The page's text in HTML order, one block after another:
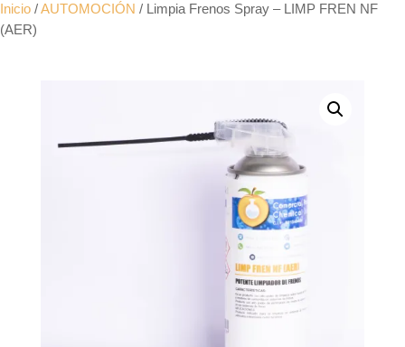
Inicio /AUTOMOCIÓN / Limpia Frenos Spray – LIMP FREN NF
(AER)